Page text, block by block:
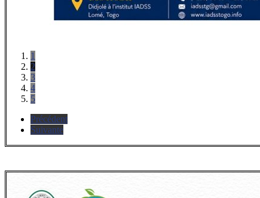
1
2
3
4
5
Précédent
Suivante